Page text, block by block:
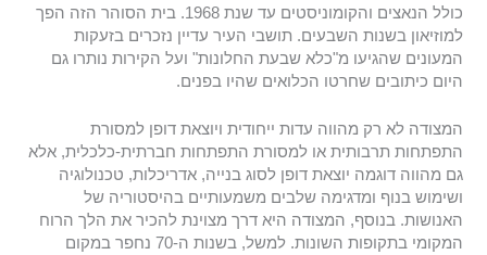
כולל הנאצים והקומוניסטים עד שנת 1968. בית הסוהר הזה הפך
למוזיאון בשנות השבעים. תושבי העיר עדיין נזכרים בזעקות
המעונים שהגיעו מ"כלא שבעת החלונות" ועל הקירות נותרו גם
היום כיתובים שחרטו הכלואים שהיו בפנים.
המצודה לא רק מהווה עדות ייחודית ויוצאת דופן למסורת
התפתחות תרבותית או למסורת התפתחות חברתית-כלכלית, אלא
גם מהווה דוגמה יוצאת דופן לסוג בנייה, אדריכלות, טכנולוגיה
ושימוש בנוף ומדגימה שלבים משמעותיים בהיסטוריה של
האנושות. בנוסף, המצודה היא דרך מצוינת להכיר את הלך הרוח
המקומי בתקופות השונות. למשל, בשנות ה-70 נחפר במקום